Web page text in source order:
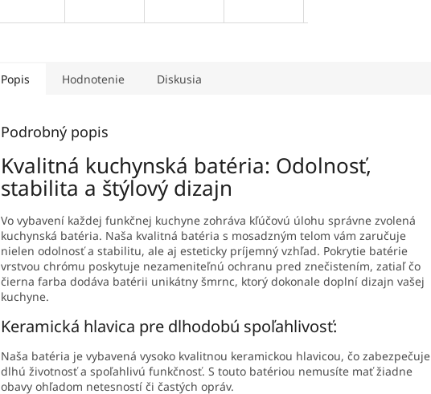
Popis Hodnotenie Diskusia
Podrobný popis
Kvalitná kuchynská batéria: Odolnosť,
stabilita a štýlový dizajn
Vo vybavení každej funkčnej kuchyne zohráva kľúčovú úlohu správne zvolená
kuchynská batéria. Naša kvalitná batéria s mosadzným telom vám zaručuje
nielen odolnosť a stabilitu, ale aj esteticky príjemný vzhľad. Pokrytie batérie
vrstvou chrómu poskytuje nezameniteľnú ochranu pred znečistením, zatiaľ čo
čierna farba dodáva batérii unikátny šmrnc, ktorý dokonale doplní dizajn vašej
kuchyne.
Keramická hlavica pre dlhodobú spoľahlivosť:
Naša batéria je vybavená vysoko kvalitnou keramickou hlavicou, čo zabezpečuje
dlhú životnosť a spoľahlivú funkčnosť. S touto batériou nemusíte mať žiadne
obavy ohľadom netesností či častých opráv.